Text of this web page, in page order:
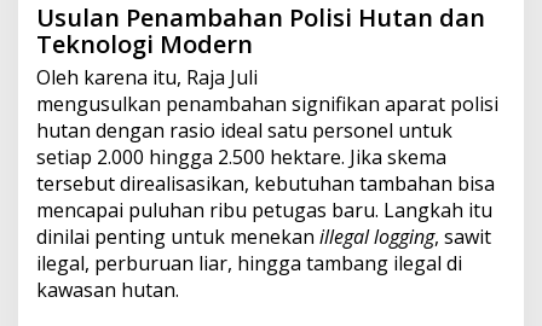
Usulan Penambahan Polisi Hutan dan
Teknologi Modern
Oleh karena itu, Raja Juli
mengusulkan penambahan signifikan aparat polisi
hutan dengan rasio ideal satu personel untuk
setiap 2.000 hingga 2.500 hektare. Jika skema
tersebut direalisasikan, kebutuhan tambahan bisa
mencapai puluhan ribu petugas baru. Langkah itu
dinilai penting untuk menekan illegal logging, sawit
ilegal, perburuan liar, hingga tambang ilegal di
kawasan hutan.